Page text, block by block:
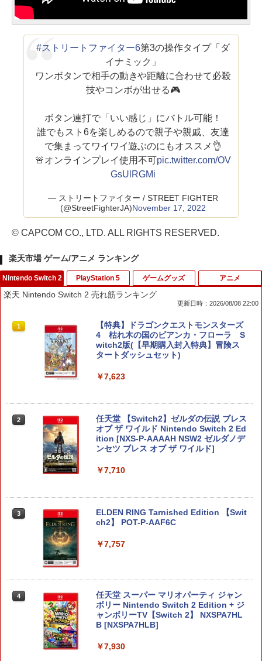
#ストリートファイター6第3の操作タイプ「ダ
イナミック」
ワンボタンで相手の動きや距離に合わせて必殺
技やコンボが出せる🎮
ボタン連打で「いい感じ」にバトル可能！
誰でもスト6を楽しめるので親子や親戚、友達
で集まってワイワイ遊ぶのにもオススメ👌
🚨オンラインプレイ使用不可pic.twitter.com/OV
GsUlRGMi
— ストリートファイター / STREET FIGHTER
(@StreetFighterJA)November 17, 2022
© CAPCOM CO., LTD. ALL RIGHTS RESERVED.
楽天市場 ゲーム/アニメ ランキング
Nintendo Switch 2
楽天 Nintendo Switch 2 売れ筋ランキング
更新日時：2026/08/08 22:00
1
【特典】ドラゴンクエストモンスターズ
4 枯れ木の国のビアンカ・フローラ S
witch2版(【早期購入封入特典】冒険ス
タートダッシュセット)
￥7,623
2
任天堂 【Switch2】ゼルダの伝説 ブレス
オブ ザ ワイルド Nintendo Switch 2 Ed
ition [NXS-P-AAAAH NSW2 ゼルダノデ
ンセツ ブレス オブ ザ ワイルド]
￥7,710
3
ELDEN RING Tarnished Edition 【Swit
ch2】 POT-P-AAF6C
￥7,757
4
任天堂 スーパー マリオパーティ ジャン
ボリー Nintendo Switch 2 Edition + ジ
ャンボリーTV【Switch 2】 NXSPA7HL
B [NXSPA7HLB]
￥7,930
PlayStation 5 ゲームグッズ アニメ